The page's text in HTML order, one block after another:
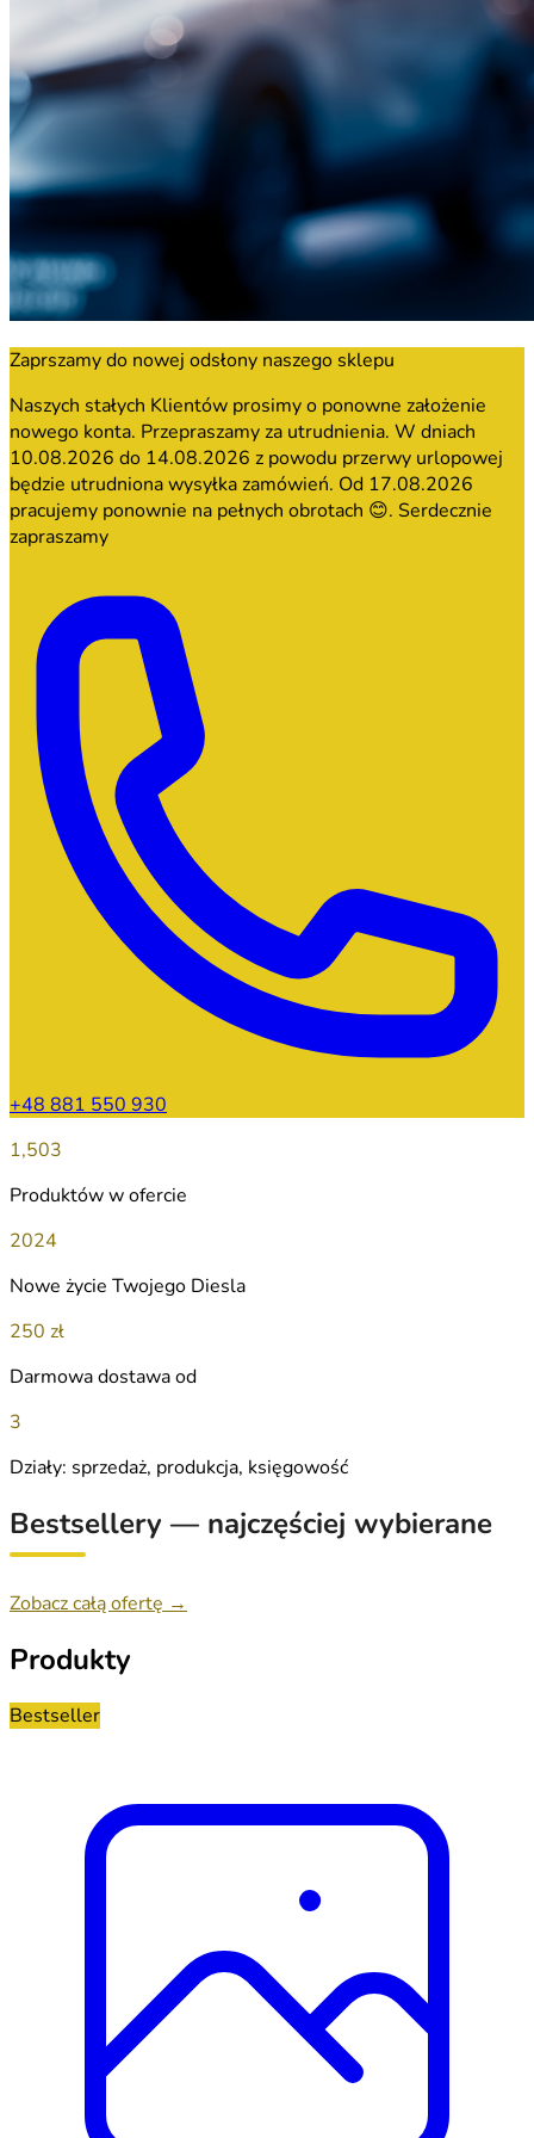
Zaprszamy do nowej odsłony naszego sklepu
Naszych stałych Klientów prosimy o ponowne założenie
nowego konta. Przepraszamy za utrudnienia. W dniach
10.08.2026 do 14.08.2026 z powodu przerwy urlopowej
będzie utrudniona wysyłka zamówień. Od 17.08.2026
pracujemy ponownie na pełnych obrotach 😊. Serdecznie
zapraszamy
+48 881 550 930
1,503
Produktów w ofercie
2024
Nowe życie Twojego Diesla
250 zł
Darmowa dostawa od
3
Działy: sprzedaż, produkcja, księgowość
Bestsellery — najczęściej wybierane
Zobacz całą ofertę →
Produkty
Bestseller